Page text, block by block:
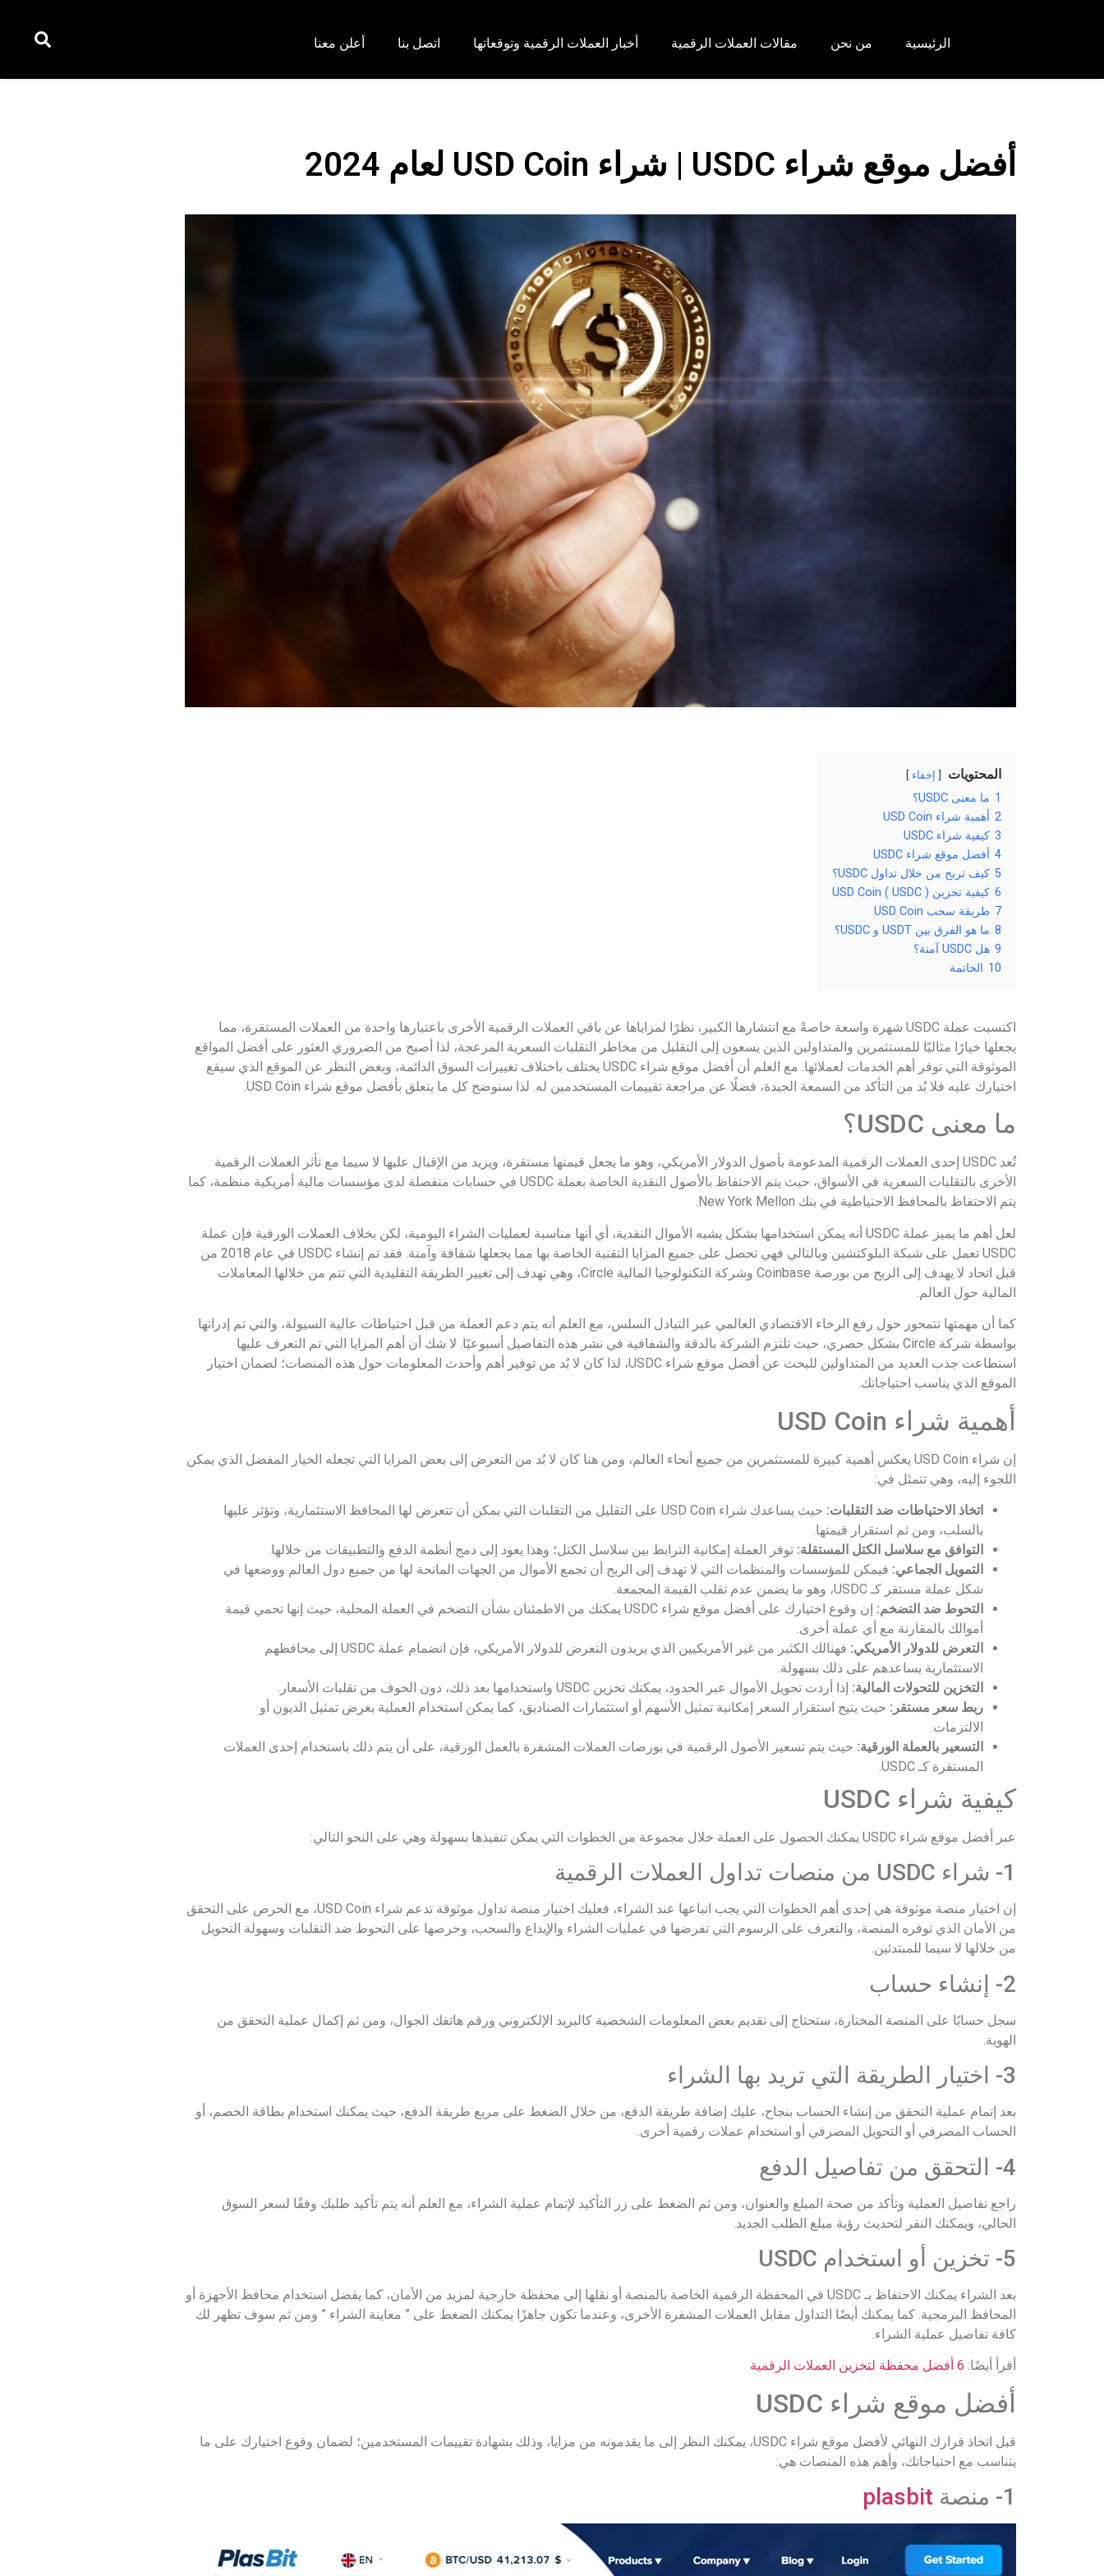
الرئيسية من نحن مقالات العملات الرقمية أخبار العملات الرقمية وتوقعاتها اتصل بنا أعلن معنا
أفضل موقع شراء USDC | شراء USD Coin لعام 2024
المحتويات إخفاء
1 ما معنى USDC؟
2 أهمية شراء USD Coin
3 كيفية شراء USDC
4 أفضل موقع شراء USDC
5 كيف تربح من خلال تداول USDC؟
6 كيفية تخزين USD Coin ( USDC )
7 طريقة سحب USD Coin
8 ما هو الفرق بين USDT و USDC؟
9 هل USDC آمنة؟
10 الخاتمة
اكتسبت عملة USDC شهرة واسعة خاصةً مع انتشارها الكبير، نظرًا لمزاياها عن باقي العملات الرقمية الأخرى باعتبارها واحدة من العملات المستقرة، مما
يجعلها خيارًا مثاليًا للمستثمرين والمتداولين الذين يسعون إلى التقليل من مخاطر التقلبات السعرية المزعجة، لذا أصبح من الضروري العثور على أفضل المواقع
الموثوقة التي توفر أهم الخدمات لعملائها. مع العلم أن أفضل موقع شراء USDC يختلف باختلاف تغييرات السوق الدائمة، وبغض النظر عن الموقع الذي سيقع
اختيارك عليه فلا بُد من التأكد من السمعة الجيدة، فضلًا عن مراجعة تقييمات المستخدمين له. لذا سنوضح كل ما يتعلق بأفضل موقع شراء USD Coin.
ما معنى USDC؟
تُعد USDC إحدى العملات الرقمية المدعومة بأصول الدولار الأمريكي، وهو ما يجعل قيمتها مستقرة، ويزيد من الإقبال عليها لا سيما مع تأثر العملات الرقمية
الأخرى بالتقلبات السعرية في الأسواق، حيث يتم الاحتفاظ بالأصول النقدية الخاصة بعملة USDC في حسابات منفصلة لدى مؤسسات مالية أمريكية منظمة، كما
يتم الاحتفاظ بالمحافظ الاحتياطية في بنك New York Mellon.
لعل أهم ما يميز عملة USDC أنه يمكن استخدامها بشكل يشبه الأموال النقدية، أي أنها مناسبة لعمليات الشراء اليومية، لكن بخلاف العملات الورقية فإن عملة
USDC تعمل على شبكة البلوكتشين وبالتالي فهي تحصل على جميع المزايا التقنية الخاصة بها مما يجعلها شفافة وآمنة. فقد تم إنشاء USDC في عام 2018 من
قبل اتحاد لا يهدف إلى الربح من بورصة Coinbase وشركة التكنولوجيا المالية Circle، وهي تهدف إلى تغيير الطريقة التقليدية التي تتم من خلالها المعاملات
المالية حول العالم.
كما أن مهمتها تتمحور حول رفع الرخاء الاقتصادي العالمي عبر التبادل السلس، مع العلم أنه يتم دعم العملة من قبل احتياطات عالية السيولة، والتي تم إدراتها
بواسطة شركة Circle بشكل حصري، حيث تلتزم الشركة بالدقة والشفافية في نشر هذه التفاصيل أسبوعيًا. لا شك أن أهم المزايا التي تم التعرف عليها
استطاعت جذب العديد من المتداولين للبحث عن أفضل موقع شراء USDC، لذا كان لا بُد من توفير أهم وأحدث المعلومات حول هذه المنصات؛ لضمان اختيار
الموقع الذي يناسب احتياجاتك.
أهمية شراء USD Coin
إن شراء USD Coin يعكس أهمية كبيرة للمستثمرين من جميع أنحاء العالم، ومن هنا كان لا بُد من التعرض إلى بعض المزايا التي تجعله الخيار المفضل الذي يمكن
اللجوء إليه، وهي تتمثل في:
اتخاذ الاحتياطات ضد التقلبات:
حيث يساعدك شراء USD Coin على التقليل من التقلبات التي يمكن أن تتعرض لها المحافظ الاستثمارية، وتؤثر عليها
بالسلب، ومن ثم استقرار قيمتها.
التوافق مع سلاسل الكتل المستقلة: توفر العملة إمكانية الترابط بين سلاسل الكتل؛ وهذا يعود إلى دمج أنظمة الدفع والتطبيقات من خلالها.
التمويل الجماعي: فيمكن للمؤسسات والمنظمات التي لا تهدف إلى الربح أن تجمع الأموال من الجهات المانحة لها من جميع دول العالم ووضعها في
شكل عملة مستقر كـ USDC، وهو ما يضمن عدم تقلب القيمة المجمعة.
التحوط ضد التضخم:
إن وقوع اختيارك على أفضل موقع شراء USDC يمكنك من الاطمئنان بشأن التضخم في العملة المحلية، حيث إنها تحمي قيمة
أموالك بالمقارنة مع أي عملة أخرى.
التعرض للدولار الأمريكي:
فهنالك الكثير من غير الأمريكيين الذي يريدون التعرض للدولار الأمريكي، فإن انضمام عملة USDC إلى محافظهم
الاستثمارية يساعدهم على ذلك بسهولة.
التخزين للتحولات المالية: إذا أردت تحويل الأموال عبر الحدود، يمكنك تخزين USDC واستخدامها بعد ذلك، دون الخوف من تقلبات الأسعار.
ربط سعر مستقر: حيث يتيح استقرار السعر إمكانية تمثيل الأسهم أو استثمارات الصناديق، كما يمكن استخدام العملية بغرض تمثيل الديون أو
الالتزمات.
التسعير بالعملة الورقية: حيث يتم تسعير الأصول الرقمية في بورصات العملات المشفرة بالعمل الورقية، على أن يتم ذلك باستخدام إحدى العملات
المستقرة كـ USDC.
كيفية شراء USDC
عبر أفضل موقع شراء USDC يمكنك الحصول على العملة خلال مجموعة من الخطوات التي يمكن تنفيذها بسهولة وهي على النحو التالي:
1- شراء USDC من منصات تداول العملات الرقمية
إن اختيار منصة موثوقة هي إحدى أهم الخطوات التي يجب اتباعها عند الشراء، فعليك اختيار منصة تداول موثوقة تدعم شراء USD Coin، مع الحرص على التحقق
من الأمان الذي توفره المنصة، والتعرف على الرسوم التي تفرضها في عمليات الشراء والإيداع والسحب، وحرصها على التحوط ضد التقلبات وسهولة التحويل
من خلالها لا سيما للمبتدئين.
2- إنشاء حساب
سجل حسابًا على المنصة المختارة، ستحتاج إلى تقديم بعض المعلومات الشخصية كالبريد الإلكتروني ورقم هاتفك الجوال، ومن ثم إكمال عملية التحقق من
الهوية.
3- اختيار الطريقة التي تريد بها الشراء
بعد إتمام عملية التحقق من إنشاء الحساب بنجاح، عليك إضافة طريقة الدفع، من خلال الضغط على مربع طريقة الدفع، حيث يمكنك استخدام بطاقة الخصم، أو
الحساب المصرفي أو التحويل المصرفي أو استخدام عملات رقمية أخرى.
4- التحقق من تفاصيل الدفع
راجع تفاصيل العملية وتأكد من صحة المبلغ والعنوان، ومن ثم الضغط على زر التأكيد لإتمام عملية الشراء، مع العلم أنه يتم تأكيد طلبك وفقًا لسعر السوق
الحالي، ويمكنك النقر لتحديث رؤية مبلغ الطلب الجديد.
5- تخزين أو استخدام USDC
بعد الشراء يمكنك الاحتفاظ بـ USDC في المحفظة الرقمية الخاصة بالمنصة أو نقلها إلى محفظة خارجية لمزيد من الأمان، كما يفضل استخدام محافظ الأجهزة أو
المحافظ البرمجية. كما يمكنك أيضًا التداول مقابل العملات المشفرة الأخرى، وعندما تكون جاهزًا يمكنك الضغط على ” معاينة الشراء ” ومن ثم سوف تظهر لك
كافة تفاصيل عملية الشراء.
أقرأ أيضًا: 6 أفضل محفظة لتخزين العملات الرقمية
أفضل موقع شراء USDC
قبل اتخاذ قرارك النهائي لأفضل موقع شراء USDC، يمكنك النظر إلى ما يقدمونه من مزايا، وذلك بشهادة تقييمات المستخدمين؛ لضمان وقوع اختيارك على ما
يتناسب مع احتياجاتك، وأهم هذه المنصات هي:
1- منصة plasbit